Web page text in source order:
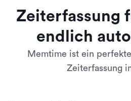
Zeiterfassung
endlich
Memtime ist ein
Zeiterfassung